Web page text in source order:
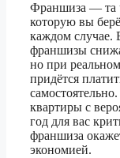
Франшиза — та
которую вы
каждом
франшизы
но при
придётся
квартиры с
год для вас
франшиза
экономией.